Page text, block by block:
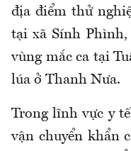
địa điểm thử
tại xã Sính Phình,
vùng mắc ca tại
lúa ở Thanh Nưa.
Trong lĩnh vực y
vận chuyển khẩn